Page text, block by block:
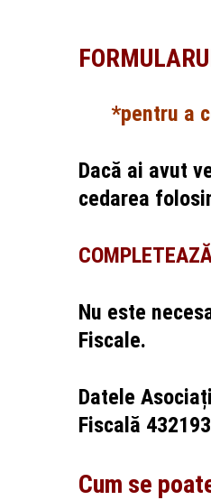
*pentru a
Dacă ai avut
cedarea
Nu este
Fiscale.
Datele
Fiscală
Cum se